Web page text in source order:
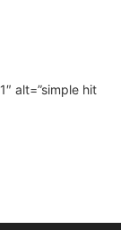
alt=”simple hit